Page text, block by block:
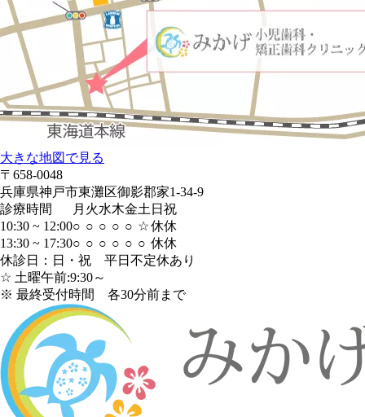
大きな地図で見る
〒658-0048
兵庫県神戸市東灘区御影郡家1-34-9
診療時間
月 火水木金土 日 祝
10:30 ~ 12:00○ ○ ○ ○ ○ ☆休休
13:30 ~ 17:30○ ○ ○ ○ ○ ○ 休休
休診日：日・祝 平日不定休あり
☆ 土曜午前:9:30～
※ 最終受付時間 各30分前まで